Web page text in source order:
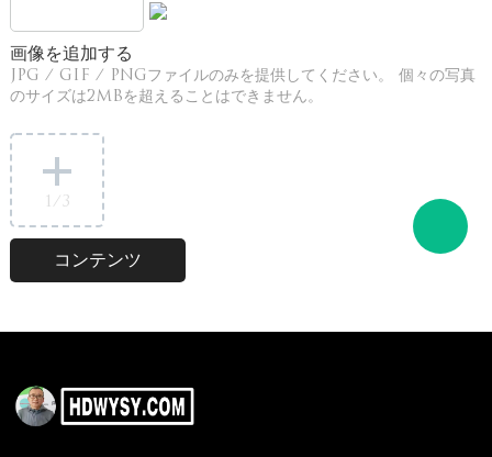
画像を追加する
JPG / GIF / PNGファイルのみを提供してください。 個々の写真
のサイズは2MBを超えることはできません。
1 /3